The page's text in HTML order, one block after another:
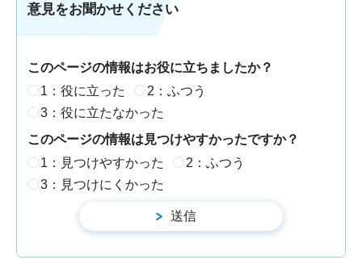
意見をお聞かせください
このページの情報はお役に立ちましたか？
1：役に立った
2：ふつう
3：役に立たなかった
このページの情報は見つけやすかったですか？
1：見つけやすかった
2：ふつう
3：見つけにくかった